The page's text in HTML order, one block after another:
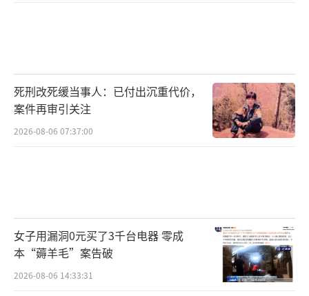
死刑改死缓当事人：已付出沉重代价，
案件再审引关注
2026-08-06 07:37:00
女子用漏洞0元买了3千台电器 零成
本“薅羊毛”案告破
2026-08-06 14:33:31